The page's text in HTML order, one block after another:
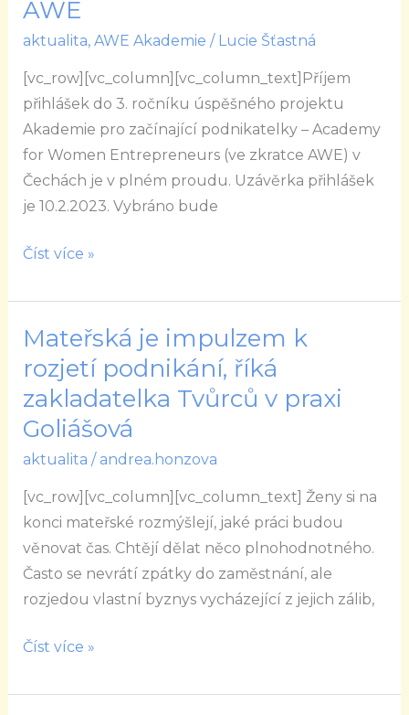
AWE
aktualita, AWE Akademie / Lucie Šťastná
[vc_row][vc_column][vc_column_text]Příjem
přihlášek do 3. ročníku úspěšného projektu
Akademie pro začínající podnikatelky – Academy
for Women Entrepreneurs (ve zkratce AWE) v
Čechách je v plném proudu. Uzávěrka přihlášek
je 10.2.2023. Vybráno bude
ročníku
AWE
Číst více »
Mateřská je impulzem k
rozjetí podnikání, říká
zakladatelka Tvůrců v praxi
Goliášová
aktualita / andrea.honzova
[vc_row][vc_column][vc_column_text] Ženy si na
konci mateřské rozmýšlejí, jaké práci budou
věnovat čas. Chtějí dělat něco plnohodnotného.
Často se nevrátí zpátky do zaměstnání, ale
rozjedou vlastní byznys vycházející z jejich zálib,
Mateřská
je
impulzem
k
rozjetí
podnikání,
říká
zakladatelka
Tvůrců
v
praxi
Číst více »